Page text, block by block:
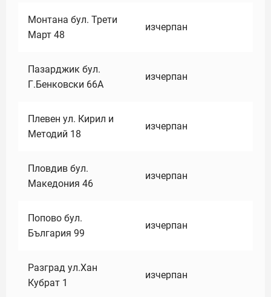
Монтана бул. Трети
Март 48
изчерпан
Пазарджик бул.
Г.Бенковски 66А
изчерпан
Плевен ул. Кирил и
Методий 18
изчерпан
Пловдив бул.
Македония 46
изчерпан
Попово бул.
България 99
изчерпан
Разград ул.Хан
Кубрат 1
изчерпан